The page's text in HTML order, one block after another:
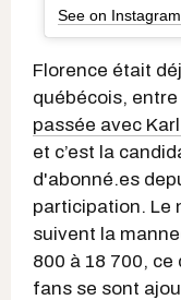
See on Instagram
Florence était
québécois,
passée avec
et c’est la
d'abonné.es
participation. Le
suivent la
800 à 18 700,
fans se sont